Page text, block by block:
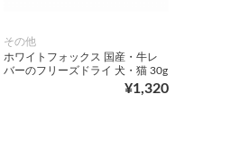
その他
ホワイトフォックス 国産・牛レ
バーのフリーズドライ 犬・猫 30g
¥1,320